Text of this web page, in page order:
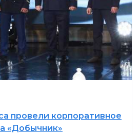
провели корпоративное
«Добычник»